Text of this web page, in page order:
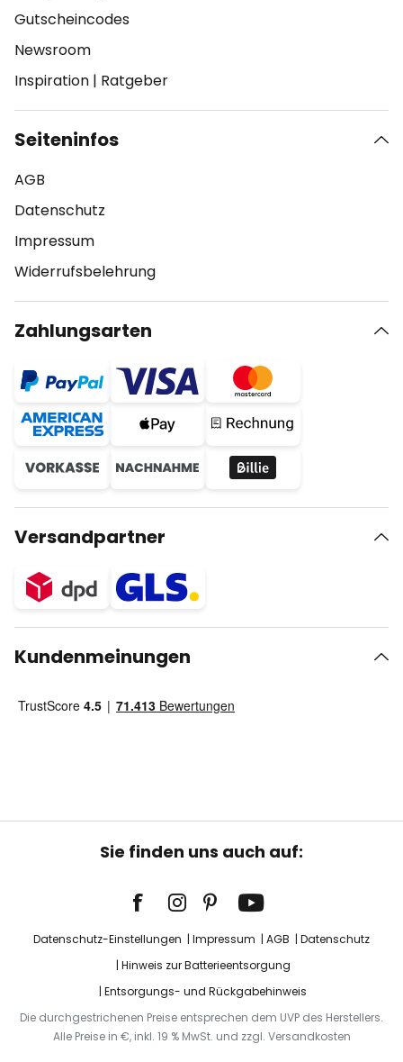
Gutscheincodes
Newsroom
Inspiration | Ratgeber
Seiteninfos
AGB
Datenschutz
Impressum
Widerrufsbelehrung
Zahlungsarten
Versandpartner
Kundenmeinungen
Sie finden uns auch auf:
Datenschutz-Einstellungen Impressum AGB
Datenschutz
Hinweis zur Batterieentsorgung
Entsorgungs- und Rückgabehinweis
Die durchgestrichenen Preise entsprechen dem UVP des Herstellers.
Alle Preise in €, inkl. 19 % MwSt. und zzgl. Versandkosten